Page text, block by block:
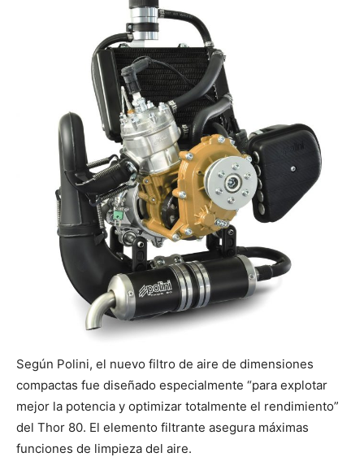
Según Polini, el nuevo filtro de aire de dimensiones
compactas fue diseñado especialmente “para explotar
mejor la potencia y optimizar totalmente el rendimiento”
del Thor 80. El elemento filtrante asegura máximas
funciones de limpieza del aire.